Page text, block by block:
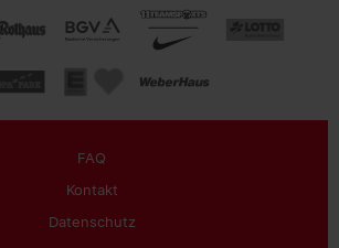
FAQ
Kontakt
Datenschutz